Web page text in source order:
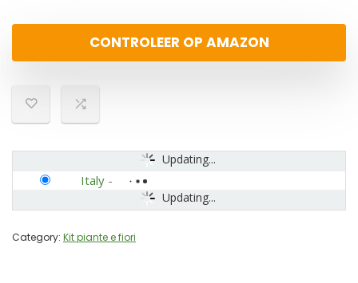
CONTROLEER OP AMAZON
Updating...
Updating...
Italy -
Category: Kit piante e fiori